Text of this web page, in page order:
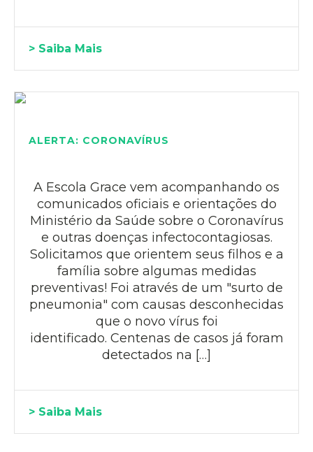
> Saiba Mais
ALERTA: CORONAVÍRUS
A Escola Grace vem acompanhando os
comunicados oficiais e orientações do
Ministério da Saúde sobre o Coronavírus
e outras doenças infectocontagiosas.
Solicitamos que orientem seus filhos e a
família sobre algumas medidas
preventivas! Foi através de um "surto de
pneumonia" com causas desconhecidas
que o novo vírus foi
identificado. Centenas de casos já foram
detectados na […]
> Saiba Mais